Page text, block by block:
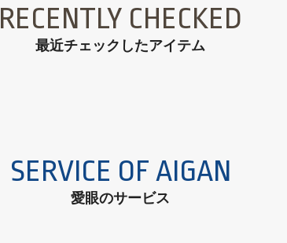
RECENTLY CHECKED
最近チェックしたアイテム
SERVICE OF AIGAN
愛眼のサービス